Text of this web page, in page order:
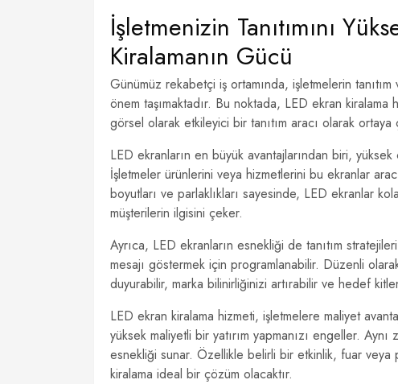
İşletmenizin Tanıtımını
Kiralamanın Gücü
Günümüz rekabetçi iş ortamında, işletmelerin
önem taşımaktadır. Bu noktada, LED ekran
görsel olarak etkileyici bir tanıtım aracı olarak
LED ekranların en büyük avantajlarından biri,
İşletmeler ürünlerini veya hizmetlerini bu ekranlar
boyutları ve parlaklıkları sayesinde, LED ekranlar
müşterilerin ilgisini çeker.
Ayrıca, LED ekranların esnekliği de tanıtım
mesajı göstermek için programlanabilir. Düzenli
duyurabilir, marka bilinirliğinizi artırabilir ve hedef
LED ekran kiralama hizmeti, işletmelere maliyet
yüksek maliyetli bir yatırım yapmanızı engeller.
esnekliği sunar. Özellikle belirli bir etkinlik, fuar veya
kiralama ideal bir çözüm olacaktır.